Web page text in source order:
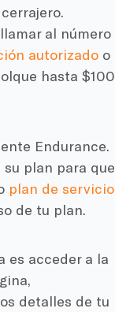
al número
autorizadoo
hasta $100
Endurance.
plan para que
plan de servicio
de tu plan.
es acceder a la
detalles de tu